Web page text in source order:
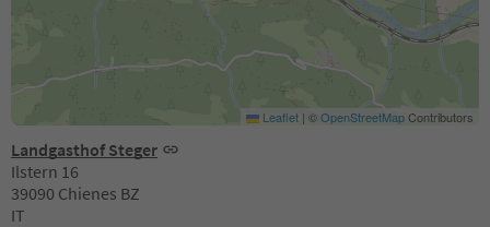
Landgasthof Steger
Ilstern 16
39090 Chienes BZ
IT
Leaflet | ©OpenStreetMapContributors